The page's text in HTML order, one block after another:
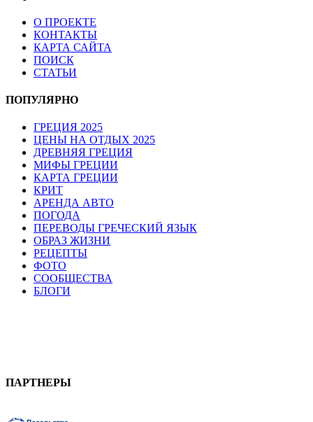
О ПРОЕКТЕ
КОНТАКТЫ
КАРТА САЙТА
ПОИСК
СТАТЬИ
ПОПУЛЯРНО
ГРЕЦИЯ 2025
ЦЕНЫ НА ОТДЫХ 2025
ДРЕВНЯЯ ГРЕЦИЯ
МИФЫ ГРЕЦИИ
КАРТА ГРЕЦИИ
КРИТ
АРЕНДА АВТО
ПОГОДА
ПЕРЕВОДЫ ГРЕЧЕСКИЙ ЯЗЫК
ОБРАЗ ЖИЗНИ
РЕЦЕПТЫ
ФОТО
СООБЩЕСТВА
БЛОГИ
ПАРТНЕРЫ